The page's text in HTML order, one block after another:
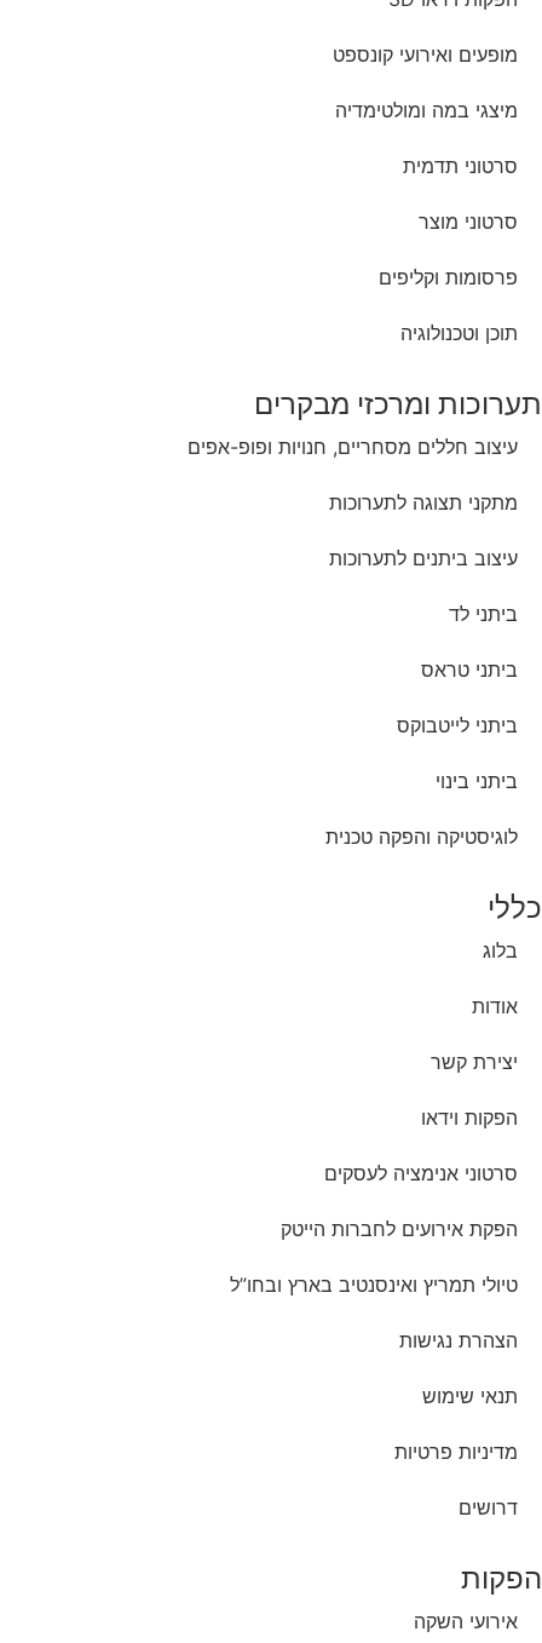
מופעים ואירועי קונספט
מיצגי במה ומולטימדיה
סרטוני תדמית
סרטוני מוצר
פרסומות וקליפים
תוכן וטכנולוגיה
תערוכות ומרכזי מבקרים
עיצוב חללים מסחריים, חנויות ופופ-אפים
מתקני תצוגה לתערוכות
עיצוב ביתנים לתערוכות
ביתני לד
ביתני טראס
ביתני לייטבוקס
ביתני בינוי
לוגיסטיקה והפקה טכנית
כללי
בלוג
אודות
יצירת קשר
הפקות וידאו
סרטוני אנימציה לעסקים
הפקת אירועים לחברות הייטק
טיולי תמריץ ואינסנטיב בארץ ובחו”ל
הצהרת נגישות
תנאי שימוש
מדיניות פרטיות
דרושים
הפקות
אירועי השקה